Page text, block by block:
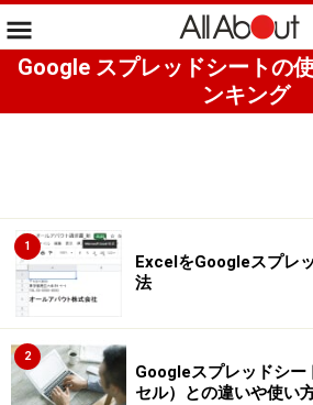
Google スプレッドシートの
ンキング
1
ExcelをGoogleスプレ
法
2
Googleスプレッドシー
セル）との違いや使い